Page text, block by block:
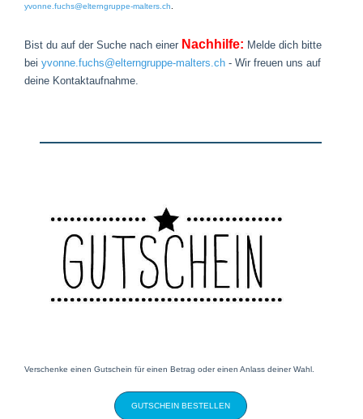
yvonne.fuchs@elterngruppe-malters.ch
Bist du auf der Suche nach einer Nachhilfe: Melde dich bitte
bei yvonne.fuchs@elterngruppe-malters.ch - Wir freuen uns auf
deine Kontaktaufnahme.
Verschenke einen Gutschein für einen Betrag oder einen Anlass deiner Wahl.
GUTSCHEIN BESTELLEN